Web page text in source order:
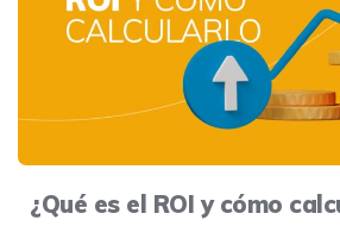
¿Qué es el ROI y cómo